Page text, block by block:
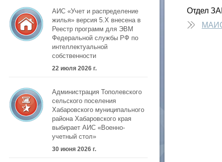
АИС «Учет и распределение
жилья» версия 5.Х внесена в
Реестр программ для ЭВМ
Федеральной службы РФ по
интеллектуальной
собственности
22 июля 2026 г.
Администрация Тополевского
сельского поселения
Хабаровского муниципального
района Хабаровского края
выбирает АИС «Военно-
учетный стол»
30 июня 2026 г.
Отдел